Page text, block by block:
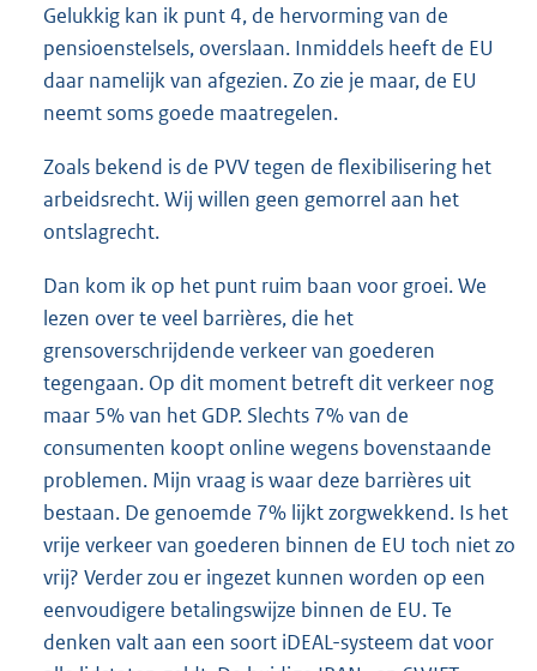
Gelukkig kan ik punt 4, de hervorming van de
pensioenstelsels, overslaan. Inmiddels heeft de EU
daar namelijk van afgezien. Zo zie je maar, de EU
neemt soms goede maatregelen.
Zoals bekend is de PVV tegen de flexibilisering het
arbeidsrecht. Wij willen geen gemorrel aan het
ontslagrecht.
Dan kom ik op het punt ruim baan voor groei. We
lezen over te veel barrières, die het
grensoverschrijdende verkeer van goederen
tegengaan. Op dit moment betreft dit verkeer nog
maar 5% van het GDP. Slechts 7% van de
consumenten koopt online wegens bovenstaande
problemen. Mijn vraag is waar deze barrières uit
bestaan. De genoemde 7% lijkt zorgwekkend. Is het
vrije verkeer van goederen binnen de EU toch niet zo
vrij? Verder zou er ingezet kunnen worden op een
eenvoudigere betalingswijze binnen de EU. Te
denken valt aan een soort iDEAL-systeem dat voor